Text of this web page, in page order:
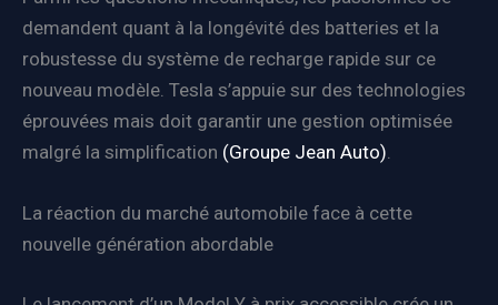
demandent quant à la longévité des batteries et la
robustesse du système de recharge rapide sur ce
nouveau modèle. Tesla s’appuie sur des technologies
éprouvées mais doit garantir une gestion optimisée
malgré la simplification (Groupe Jean Auto).
La réaction du marché automobile face à cette
nouvelle génération abordable